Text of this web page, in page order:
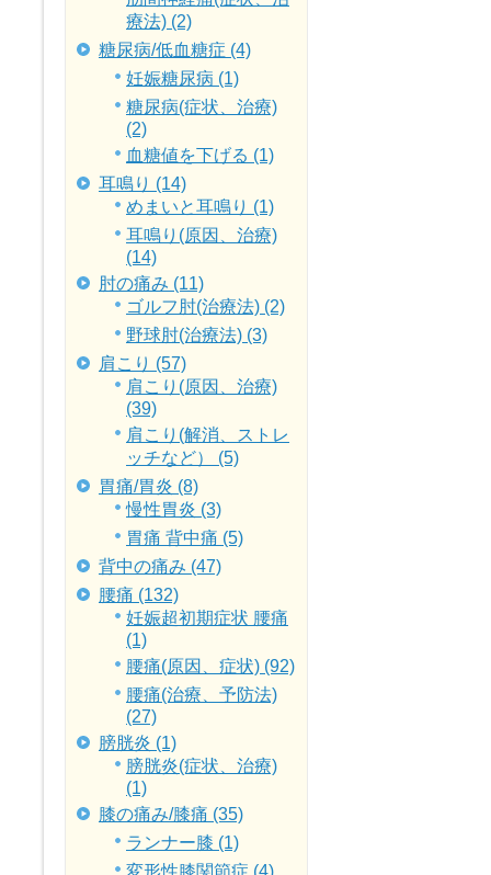
療法) (2)
糖尿病/低血糖症 (4)
妊娠糖尿病 (1)
糖尿病(症状、治療)
(2)
血糖値を下げる (1)
耳鳴り (14)
めまいと耳鳴り (1)
耳鳴り(原因、治療)
(14)
肘の痛み (11)
ゴルフ肘(治療法) (2)
野球肘(治療法) (3)
肩こり (57)
肩こり(原因、治療)
(39)
肩こり(解消、ストレ
ッチなど） (5)
胃痛/胃炎 (8)
慢性胃炎 (3)
胃痛 背中痛 (5)
背中の痛み (47)
腰痛 (132)
妊娠超初期症状 腰痛
(1)
腰痛(原因、症状) (92)
腰痛(治療、予防法)
(27)
膀胱炎 (1)
膀胱炎(症状、治療)
(1)
膝の痛み/膝痛 (35)
ランナー膝 (1)